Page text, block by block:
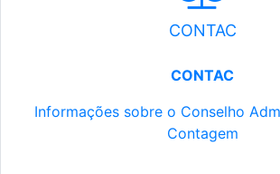
CONTAC
CONTAC
Informações sobre o Conselho
Contagem